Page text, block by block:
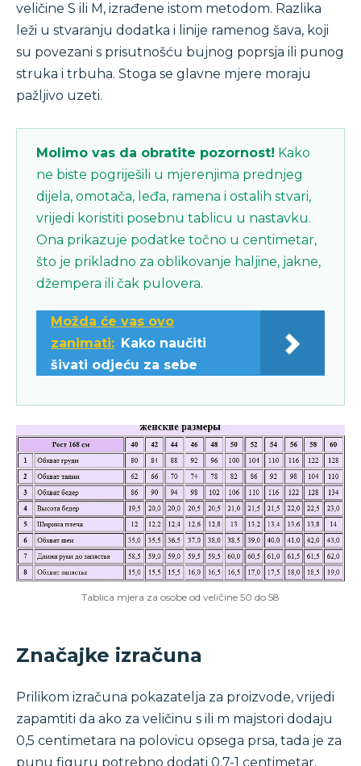
veličine S ili M, izrađene istom metodom. Razlika
leži u stvaranju dodatka i linije ramenog šava, koji
su povezani s prisutnošću bujnog poprsja ili punog
struka i trbuha. Stoga se glavne mjere moraju
pažljivo uzeti.
Molimo vas da obratite pozornost! Kako
ne biste pogriješili u mjerenjima prednjeg
dijela, omotača, leđa, ramena i ostalih stvari,
vrijedi koristiti posebnu tablicu u nastavku.
Ona prikazuje podatke točno u centimetar,
što je prikladno za oblikovanje haljine, jakne,
džempera ili čak pulovera.
Možda će vas ovo
zanimati: Kako naučiti
šivati ​​odjeću za sebe
Tablica mjera za osobe od veličine 50 do 58
Značajke izračuna
Prilikom izračuna pokazatelja za proizvode, vrijedi
zapamtiti da ako za veličinu s ili m majstori dodaju
0,5 centimetara na polovicu opsega prsa, tada je za
punu figuru potrebno dodati 0,7-1 centimetar,